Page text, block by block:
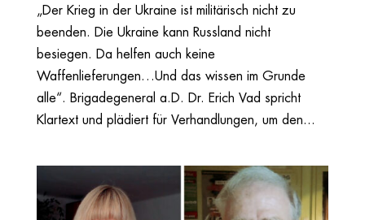
„Der Krieg in der Ukraine ist militärisch nicht zu
beenden. Die Ukraine kann Russland nicht
besiegen. Da helfen auch keine
Waffenlieferungen…Und das wissen im Grunde
alle“. Brigadegeneral a.D. Dr. Erich Vad spricht
Klartext und plädiert für Verhandlungen, um den...